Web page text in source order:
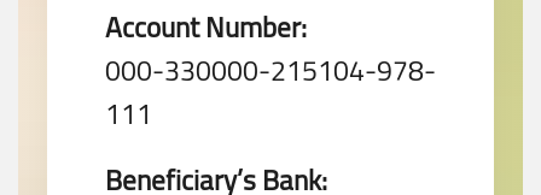
Account Number:
000-330000-215104-978-
111
Beneficiary’s Bank: